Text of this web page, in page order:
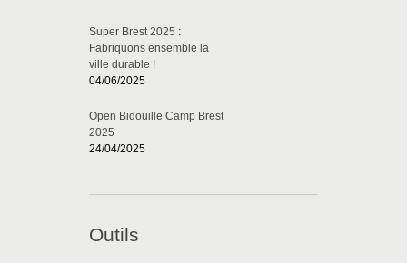
Super Brest 2025 :
Fabriquons ensemble la
ville durable !
04/06/2025
Open Bidouille Camp Brest
2025
24/04/2025
Outils